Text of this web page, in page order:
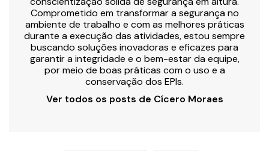
Comprometido em transformar a segurança no
ambiente de trabalho e com as melhores práticas
durante a execução das atividades, estou sempre
buscando soluções inovadoras e eficazes para
garantir a integridade e o bem-estar da equipe,
por meio de boas práticas com o uso e a
conservação dos EPIs.
Ver todos os posts de Cícero Moraes